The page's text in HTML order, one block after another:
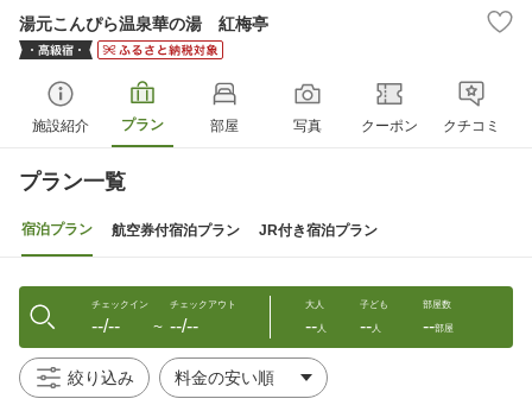
湯元こんぴら温泉華の湯 紅梅亭
施設紹介 プラン 部屋 写真 クーポン クチコミ
プラン一覧
宿泊プラン 航空券付宿泊プラン JR付き宿泊プラン
チェックイン
--/-- 〜
チェックアウト
--/--
大人
--人
子ども
--人
部屋数
--部屋
絞り込み